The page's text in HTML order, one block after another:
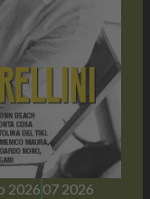
2026 07 2026